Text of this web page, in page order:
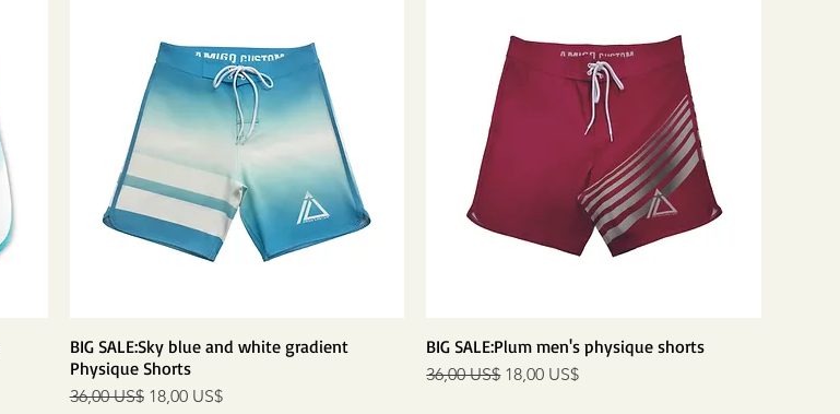
BIG SALE:Sky blue and white gradient
Physique Shorts
Precio
36,00 US$ Precio de oferta
18,00 US$
BIG SALE:Plum men's physique shorts
Precio
36,00 US$ Precio de oferta
18,00 US$